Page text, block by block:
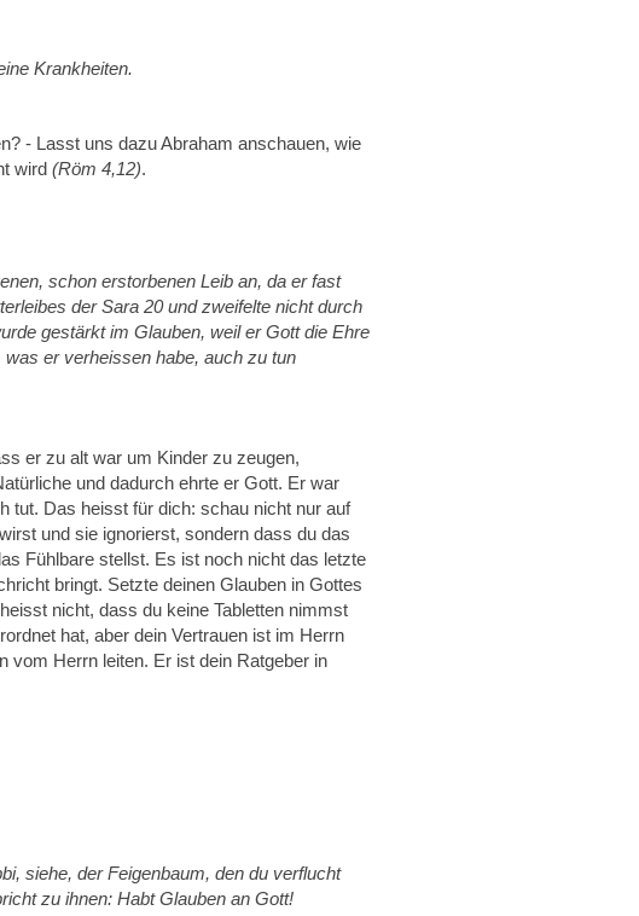
Krankheiten.
- Lasst uns dazu Abraham anschauen, wie
wird (Röm 4,12).
schon erstorbenen Leib an, da er fast
der Sara 20 und zweifelte nicht durch
gestärkt im Glauben, weil er Gott die Ehre
er verheissen habe, auch zu tun
er zu alt war um Kinder zu zeugen,
und dadurch ehrte er Gott. Er war
tut. Das heisst für dich: schau nicht nur auf
und sie ignorierst, sondern dass du das
Fühlbare stellst. Es ist noch nicht das letzte
bringt. Setzte deinen Glauben in Gottes
nicht, dass du keine Tabletten nimmst
hat, aber dein Vertrauen ist im Herrn
vom Herrn leiten. Er ist dein Ratgeber in
siehe, der Feigenbaum, den du verflucht
zu ihnen: Habt Glauben an Gott!